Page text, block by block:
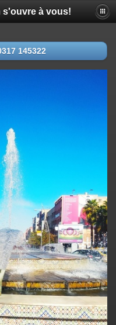
s'ouvre à vous!
145322